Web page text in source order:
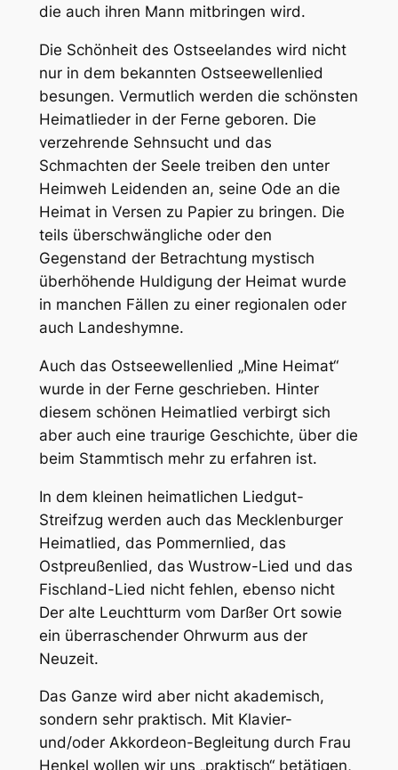
die auch ihren Mann mitbringen wird.
Die Schönheit des Ostseelandes wird nicht
nur in dem bekannten Ostseewellenlied
besungen. Vermutlich werden die schönsten
Heimatlieder in der Ferne geboren. Die
verzehrende Sehnsucht und das
Schmachten der Seele treiben den unter
Heimweh Leidenden an, seine Ode an die
Heimat in Versen zu Papier zu bringen. Die
teils überschwängliche oder den
Gegenstand der Betrachtung mystisch
überhöhende Huldigung der Heimat wurde
in manchen Fällen zu einer regionalen oder
auch Landeshymne.
Auch das Ostseewellenlied „Mine Heimat“
wurde in der Ferne geschrieben. Hinter
diesem schönen Heimatlied verbirgt sich
aber auch eine traurige Geschichte, über die
beim Stammtisch mehr zu erfahren ist.
In dem kleinen heimatlichen Liedgut-
Streifzug werden auch das Mecklenburger
Heimatlied, das Pommernlied, das
Ostpreußenlied, das Wustrow-Lied und das
Fischland-Lied nicht fehlen, ebenso nicht
Der alte Leuchtturm vom Darßer Ort sowie
ein überraschender Ohrwurm aus der
Neuzeit.
Das Ganze wird aber nicht akademisch,
sondern sehr praktisch. Mit Klavier-
und/oder Akkordeon-Begleitung durch Frau
Henkel wollen wir uns „praktisch“ betätigen,